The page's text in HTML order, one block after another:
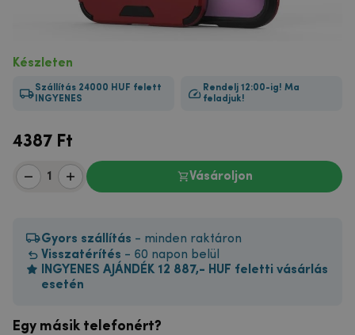
Készleten
Szállítás 24000 HUF felett
INGYENES
Rendelj 12:00-ig! Ma
feladjuk!
4387 Ft
Vásároljon
Gyors szállítás - minden raktáron
Visszatérítés - 60 napon belül
INGYENES AJÁNDÉK 12 887,- HUF feletti vásárlás
esetén
Egy másik telefonért?